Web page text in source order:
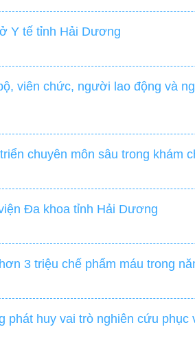
Y tế tỉnh Hải Dương
viên chức, người lao động và
chuyên môn sâu trong khám
Đa khoa tỉnh Hải Dương
3 triệu chế phẩm máu trong
huy vai trò nghiên cứu phục